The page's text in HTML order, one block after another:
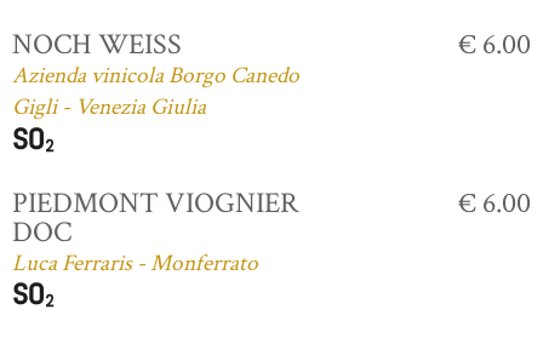
NOCH WEISS
Azienda vinicola Borgo Canedo
Gigli - Venezia Giulia
€ 6.00
PIEDMONT VIOGNIER
DOC
Luca Ferraris - Monferrato
€ 6.00